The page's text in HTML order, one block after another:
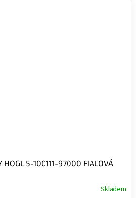
HOGL 5-100111-97000 FIALOVÁ
Skladem